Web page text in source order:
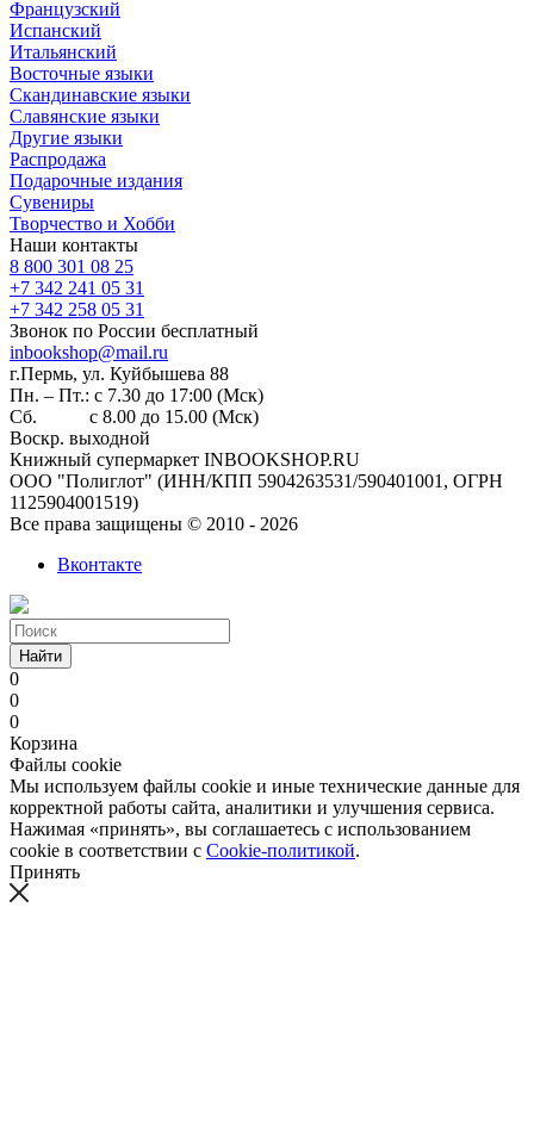
Французский
Испанский
Итальянский
Восточные языки
Скандинавские языки
Славянские языки
Другие языки
Распродажа
Подарочные издания
Сувениры
Творчество и Хобби
Наши контакты
8 800 301 08 25
+7 342 241 05 31
+7 342 258 05 31
Звонок по России бесплатный
inbookshop@mail.ru
г.Пермь, ул. Куйбышева 88
Пн. – Пт.: с 7.30 до 17:00 (Мск)
Сб. с 8.00 до 15.00 (Мск)
Воскр. выходной
Книжный супермаркет INBOOKSHOP.RU
ООО "Полиглот" (ИНН/КПП 5904263531/590401001, ОГРН
1125904001519)
Все права защищены © 2010 - 2026
Вконтакте
Найти
0
0
0
Корзина
Файлы cookie
Мы используем файлы cookie и иные технические данные для
корректной работы сайта, аналитики и улучшения сервиса.
Нажимая «принять», вы соглашаетесь с использованием
cookie в соответствии с Cookie-политикой.
Принять